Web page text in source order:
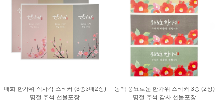
매화 한가위 직사각 스티커 (3종3매2장)
명절 추석 선물포장
동백 풍요로운 한가위 스티커 3종 (2장)
명절 추석 감사 선물포장